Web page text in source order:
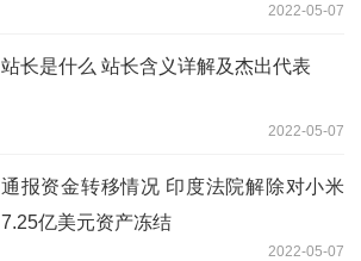
2022-05-07
站长是什么 站长含义详解及杰出代表
2022-05-07
通报资金转移情况 印度法院解除对小米
7.25亿美元资产冻结
2022-05-07